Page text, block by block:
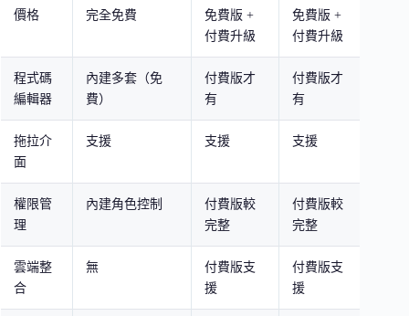
價格 完全免費
免費版 +
付費升級
免費版 +
付費升級
程式碼
編輯器
內建多套（免
費）
付費版才
有
付費版才
有
拖拉介
面
支援 支援 支援
權限管
理
內建角色控制
付費版較
完整
付費版較
完整
雲端整
合
無
付費版支
援
付費版支
援